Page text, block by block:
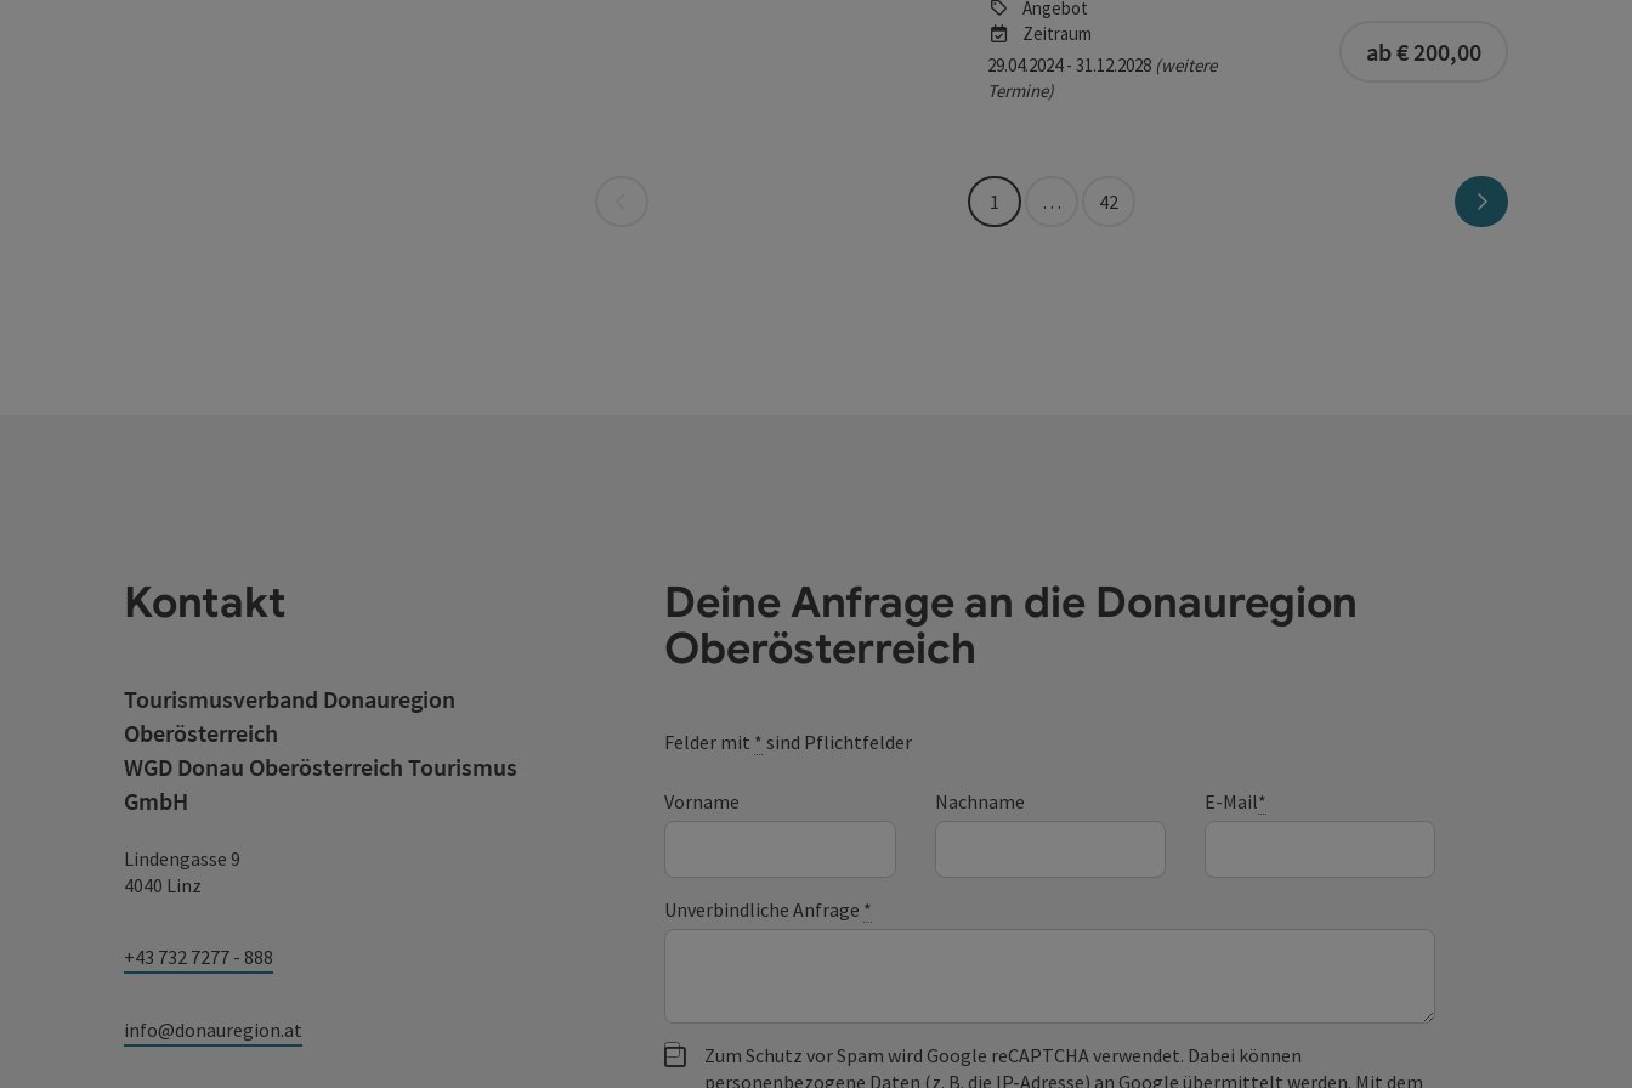
Angebot
Zeitraum
29.04.2024 - 31.12.2028 (weitere
Termine)
ab € 200,00
1 … 42 Seite vor
Kontakt
Tourismusverband Donauregion
Oberösterreich
WGD Donau Oberösterreich Tourismus
GmbH
Lindengasse 9
4040 Linz
+43 732 7277 - 888
info@donauregion.at
Deine Anfrage an die Donauregion
Oberösterreich
Felder mit * sind Pflichtfelder
Vorname Nachname E-Mail*
Unverbindliche Anfrage *
Zum Schutz vor Spam wird Google reCAPTCHA verwendet. Dabei können
personenbezogene Daten (z. B. die IP-Adresse) an Google übermittelt werden. Mit dem